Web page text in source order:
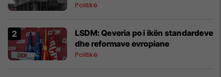
Politikë
LSDM: Qeveria po i ikën standardeve
dhe reformave evropiane
Politikë